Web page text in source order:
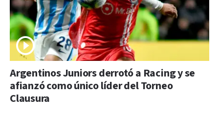
Argentinos Juniors derrotó a Racing y se
afianzó como único líder del Torneo
Clausura